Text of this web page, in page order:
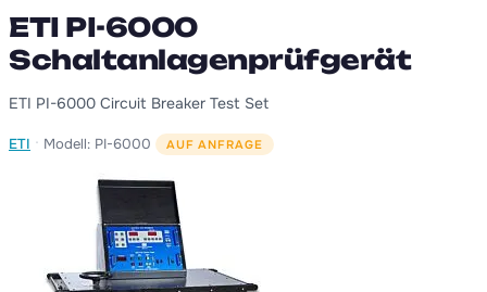
ETI PI-6000
Schaltanlagenprüfgerät
ETI PI-6000 Circuit Breaker Test Set
ETI · Modell: PI-6000 AUF ANFRAGE